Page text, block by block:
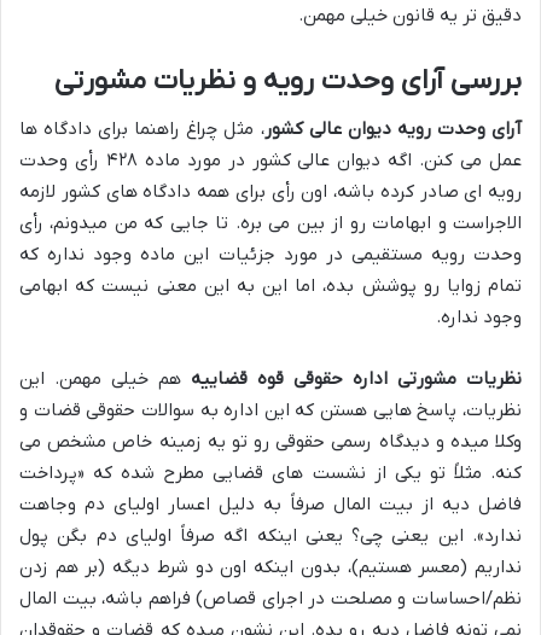
دقیق تر یه قانون خیلی مهمن.
بررسی آرای وحدت رویه و نظریات مشورتی
آرای وحدت رویه دیوان عالی کشور، مثل چراغ راهنما برای دادگاه ها
عمل می کنن. اگه دیوان عالی کشور در مورد ماده ۴۲۸ رأی وحدت
رویه ای صادر کرده باشه، اون رأی برای همه دادگاه های کشور لازمه
الاجراست و ابهامات رو از بین می بره. تا جایی که من میدونم، رأی
وحدت رویه مستقیمی در مورد جزئیات این ماده وجود نداره که
تمام زوایا رو پوشش بده، اما این به این معنی نیست که ابهامی
وجود نداره.
نظریات مشورتی اداره حقوقی قوه قضاییه هم خیلی مهمن. این
نظریات، پاسخ هایی هستن که این اداره به سوالات حقوقی قضات و
وکلا میده و دیدگاه رسمی حقوقی رو تو یه زمینه خاص مشخص می
کنه. مثلاً تو یکی از نشست های قضایی مطرح شده که «پرداخت
فاضل دیه از بیت المال صرفاً به دلیل اعسار اولیای دم وجاهت
ندارد». این یعنی چی؟ یعنی اینکه اگه صرفاً اولیای دم بگن پول
نداریم (معسر هستیم)، بدون اینکه اون دو شرط دیگه (بر هم زدن
نظم/احساسات و مصلحت در اجرای قصاص) فراهم باشه، بیت المال